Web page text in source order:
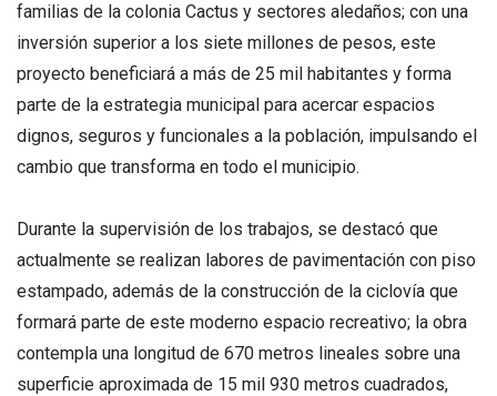
familias de la colonia Cactus y sectores aledaños; con una
inversión superior a los siete millones de pesos, este
proyecto beneficiará a más de 25 mil habitantes y forma
parte de la estrategia municipal para acercar espacios
dignos, seguros y funcionales a la población, impulsando el
cambio que transforma en todo el municipio.
Durante la supervisión de los trabajos, se destacó que
actualmente se realizan labores de pavimentación con piso
estampado, además de la construcción de la ciclovía que
formará parte de este moderno espacio recreativo; la obra
contempla una longitud de 670 metros lineales sobre una
superficie aproximada de 15 mil 930 metros cuadrados,